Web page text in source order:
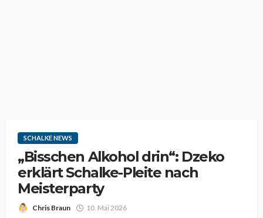
SCHALKE NEWS
„Bisschen Alkohol drin“: Dzeko
erklärt Schalke-Pleite nach
Meisterparty
Chris Braun 10. Mai 2026